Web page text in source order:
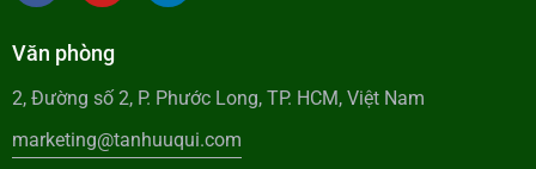
Văn phòng
2, Đường số 2, P. Phước Long, TP. HCM, Việt Nam
marketing@tanhuuqui.com